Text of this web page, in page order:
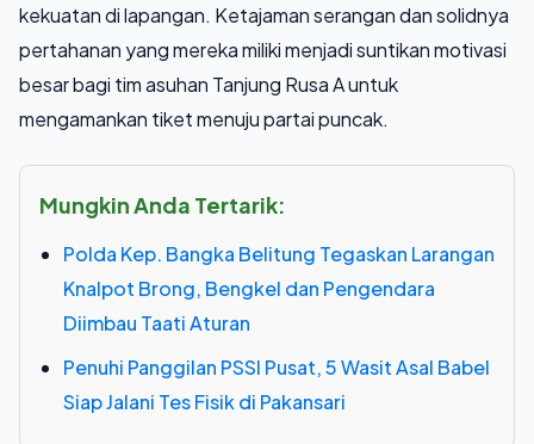
kekuatan di lapangan. Ketajaman serangan dan solidnya
pertahanan yang mereka miliki menjadi suntikan motivasi
besar bagi tim asuhan Tanjung Rusa A untuk
mengamankan tiket menuju partai puncak.
Mungkin Anda Tertarik:
Polda Kep. Bangka Belitung Tegaskan Larangan
Knalpot Brong, Bengkel dan Pengendara
Diimbau Taati Aturan
Penuhi Panggilan PSSI Pusat, 5 Wasit Asal Babel
Siap Jalani Tes Fisik di Pakansari